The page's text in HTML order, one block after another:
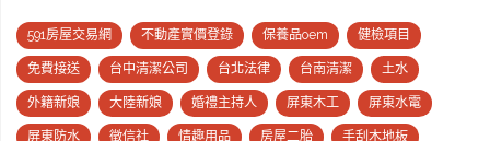
591房屋交易網 不動產實價登錄 保養品oem 健檢項目
免費接送 台中清潔公司 台北法律 台南清潔 土水
外籍新娘 大陸新娘 婚禮主持人 屏東木工 屏東水電
屏東防水 徵信社 情趣用品 房屋二胎 手刮木地板